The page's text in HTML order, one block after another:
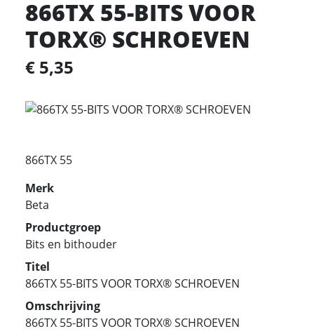
866TX 55-BITS VOOR
TORX® SCHROEVEN
€ 5,35
866TX 55
Merk
Beta
Productgroep
Bits en bithouder
Titel
866TX 55-BITS VOOR TORX® SCHROEVEN
Omschrijving
866TX 55-BITS VOOR TORX® SCHROEVEN